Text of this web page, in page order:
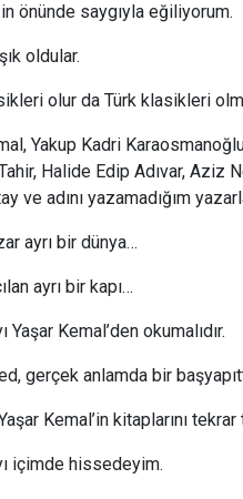
önünde saygıyla eğiliyorum.
oldular.
olur da Türk klasikleri
Yakup Kadri
Halide Edip Adıvar, Aziz
ve adını yazamadığım
ayrı bir dünya…
ayrı bir kapı…
Yaşar Kemal’den okumalıdır.
gerçek anlamda bir
Kemal’in kitaplarını tekrar
içimde hissedeyim.